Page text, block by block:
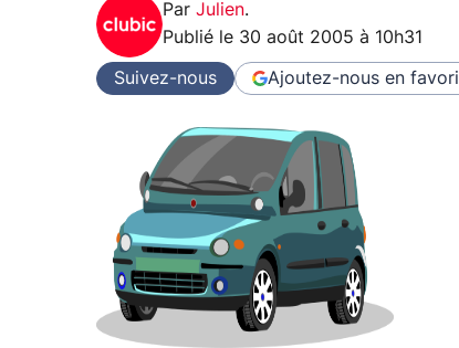
Par Julien.
Publié le 30 août 2005 à 10h31
Suivez-nous Ajoutez-nous en favori